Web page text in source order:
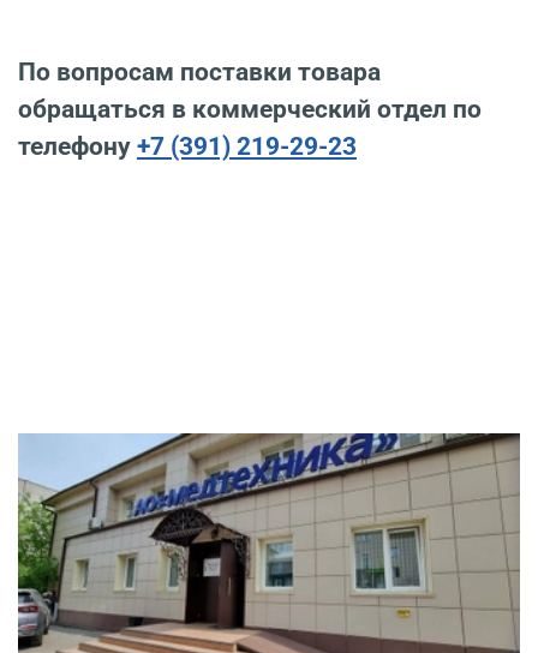
По вопросам поставки товара
обращаться в коммерческий отдел по
телефону +7 (391) 219-29-23